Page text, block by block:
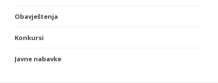
Obavještenja
Konkursi
Javne nabavke